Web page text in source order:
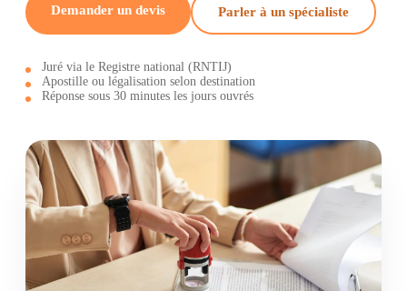
Demander un devis Parler à un spécialiste
Juré via le Registre national (RNTIJ)
Apostille ou légalisation selon destination
Réponse sous 30 minutes les jours ouvrés